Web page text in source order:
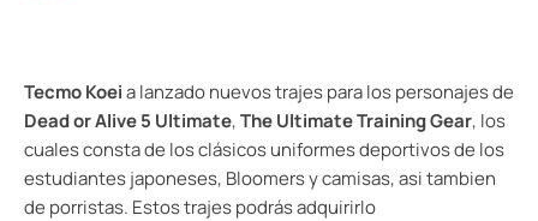
Tecmo Koeia lanzado nuevos trajes para los personajes de
Dead or Alive 5 Ultimate,The Ultimate Training Gear, los
cuales consta de los clásicos uniformes deportivos de los
estudiantes japoneses, Bloomers y camisas, asi tambien
de porristas. Estos trajes podrás adquirirlo